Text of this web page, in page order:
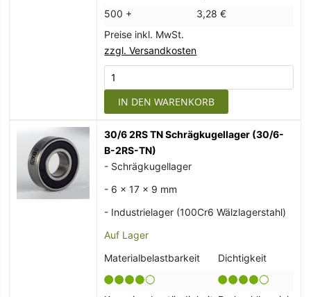
500 +
3,28 €
Preise inkl. MwSt.
zzgl. Versandkosten
IN DEN WARENKORB
30/6 2RS TN Schrägkugellager (30/6-
B-2RS-TN)
- Schrägkugellager
- 6 x 17 x 9 mm
- Industrielager (100Cr6 Wälzlagerstahl)
Auf Lager
Materialbelastbarkeit
Dichtigkeit